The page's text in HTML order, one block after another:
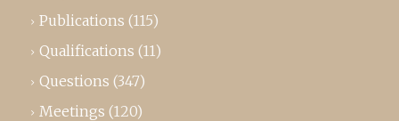
Publications (115)
Qualifications (11)
Questions (347)
Meetings (120)